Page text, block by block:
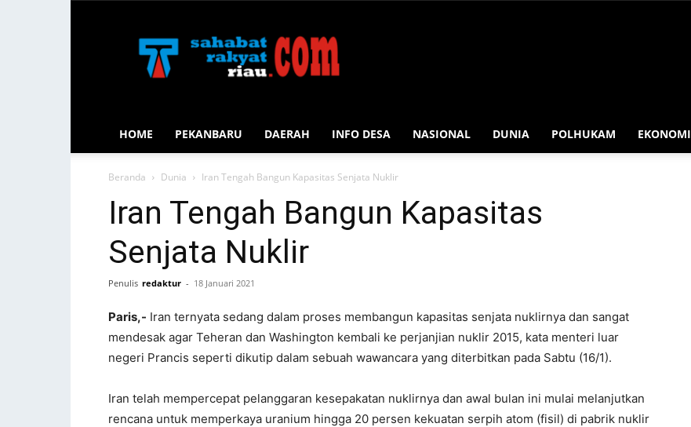
Rakyat
Riau
HOME PEKANBARU DAERAH INFO DESA NASIONAL DUNIA POLHUKAM EKONOMI
Beranda Dunia Iran Tengah Bangun Kapasitas Senjata Nuklir
Iran Tengah Bangun Kapasitas
Senjata Nuklir
Penulis redaktur - 18 Januari 2021
Paris,- Iran ternyata sedang dalam proses membangun kapasitas senjata nuklirnya dan sangat
mendesak agar Teheran dan Washington kembali ke perjanjian nuklir 2015, kata menteri luar
negeri Prancis seperti dikutip dalam sebuah wawancara yang diterbitkan pada Sabtu (16/1).
Iran telah mempercepat pelanggaran kesepakatan nuklirnya dan awal bulan ini mulai melanjutkan
rencana untuk memperkaya uranium hingga 20 persen kekuatan serpih atom (fisil) di pabrik nuklir